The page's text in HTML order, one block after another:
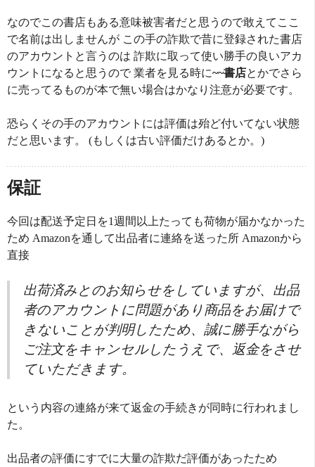
なのでこの書店もある意味被害者だと思うので敢えてここ
で名前は出しませんが この手の詐欺で昔に登録された書店
のアカウントと言うのは 詐欺に取って使い勝手の良いアカ
ウントになると思うので 業者を見る時に~~書店とかでさら
に売ってるものが本で無い場合はかなり注意が必要です。
恐らくその手のアカウントには評価は殆ど付いてない状態
だと思います。 (もしくは古い評価だけあるとか。)
保証
今回は配送予定日を1週間以上たっても荷物が届かなかった
ため Amazonを通して出品者に連絡を送った所 Amazonから
直接
出荷済みとのお知らせをしていますが、出品
者のアカウントに問題があり商品をお届けで
きないことが判明したため、誠に勝手ながら
ご注文をキャンセルしたうえで、返金をさせ
ていただきます。
という内容の連絡が来て返金の手続きが同時に行われまし
た。
出品者の評価にすでに大量の詐欺だ評価があったため